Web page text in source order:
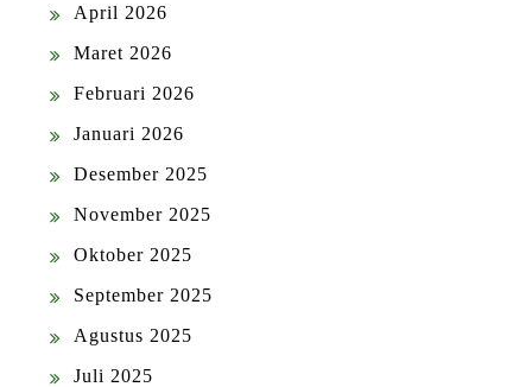
April 2026
Maret 2026
Februari 2026
Januari 2026
Desember 2025
November 2025
Oktober 2025
September 2025
Agustus 2025
Juli 2025